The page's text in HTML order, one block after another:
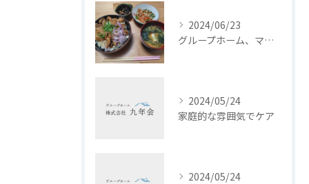
2024/06/23
グループホーム、マイホーム西日置では、皆さんに栄養バランスの...
2024/05/24
家庭的な雰囲気でケア
2024/05/24